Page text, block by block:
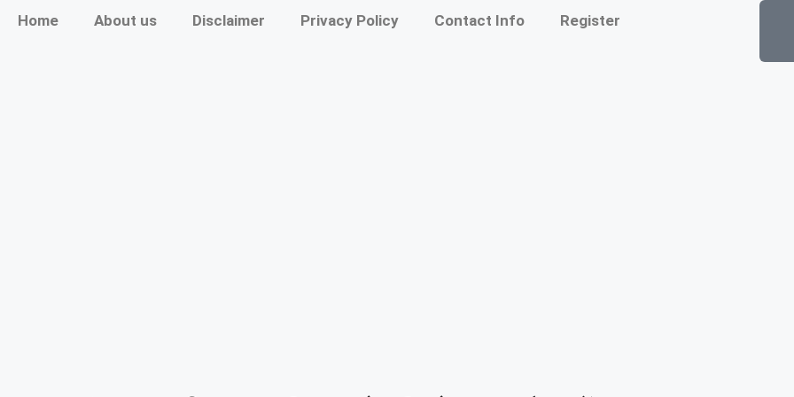
Home About us Disclaimer Privacy Policy Contact Info Register